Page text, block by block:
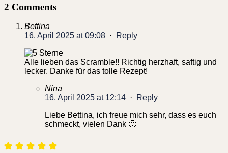
2 Comments
Bettina
16. April 2025 at 09:08 · Reply
Alle lieben das Scramble!! Richtig herzhaft, saftig und
lecker. Danke für das tolle Rezept!
Nina
16. April 2025 at 12:14 ·
Reply
Liebe Bettina, ich freue mich sehr, dass es euch
schmeckt, vielen Dank 🙂